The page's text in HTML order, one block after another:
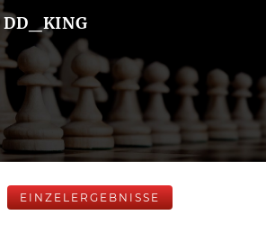
DD_KING
EINZELERGEBNISSE